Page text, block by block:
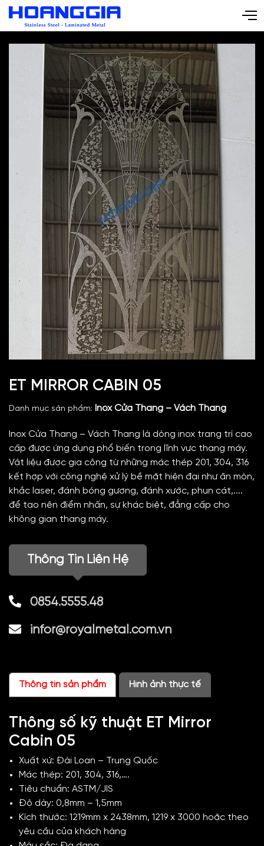
ET MIRROR CABIN 05
Danh mục sản phẩm: Inox Cửa Thang – Vách Thang
Inox Cửa Thang – Vách Thang là dòng inox trang trí cao
cấp được ứng dụng phổ biến trong lĩnh vực thang máy.
Vật liệu được gia công từ những mác thép 201, 304, 316
kết hợp với công nghệ xử lý bề mặt hiện đại như ăn mòn,
khắc laser, đánh bóng gương, đánh xước, phun cát,....
để tạo nên điểm nhấn, sự khác biệt, đẳng cấp cho
không gian thang máy.
Thông Tin Liên Hệ
0854.5555.48
infor@royalmetal.com.vn
Thông tin sản phẩm Hình ảnh thực tế
Thông số kỹ thuật ET Mirror
Cabin 05
Xuất xứ: Đài Loan – Trung Quốc
Mác thép: 201, 304, 316,….
Tiêu chuẩn: ASTM/JIS
Độ dày: 0,8mm – 1,5mm
Kích thước: 1219mm x 2438mm, 1219 x 3000 hoặc theo
yêu cầu của khách hàng